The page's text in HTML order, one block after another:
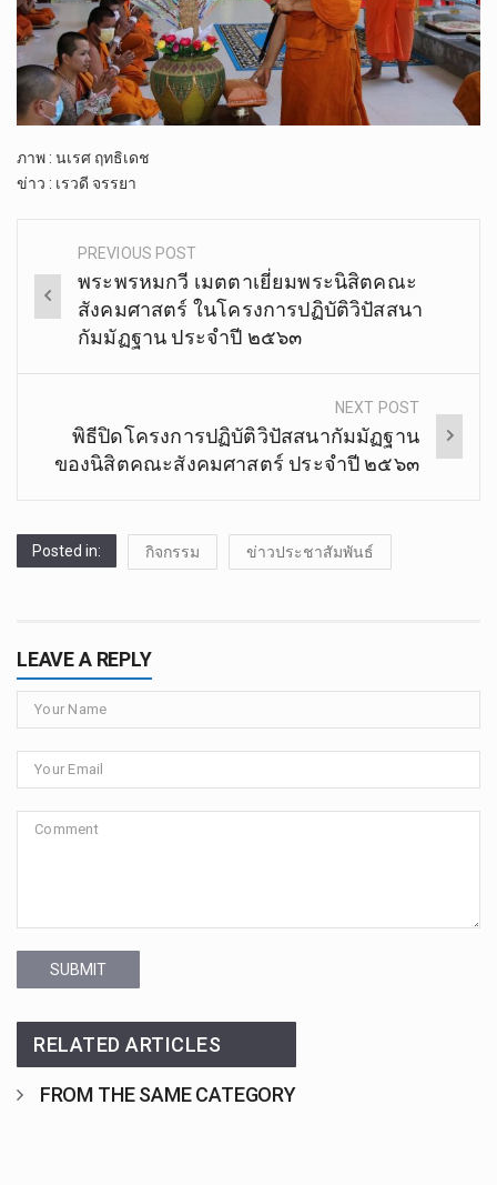
ภาพ​ : นเรศ​ ฤ​ทธิ​เดช
ข่าว​ : เรวดี​ จรรยา
Post
navigation
PREVIOUS POST
พระพรหมกวี เมตตาเยี่ยมพระนิสิต​คณะ​
สังคม​ศาสตร์​ ใน​โครงการ​ปฏิบัติ​วิปัสสนา​
กัมมัฏฐาน ประจำปี ๒๕๖๓​
NEXT POST
พิธีปิดโครงการ​ปฏิบัติ​วิปัสสนา​กัมมัฏฐาน​
ของ​นิสิต​คณะ​สังคม​ศาสตร์​ ประจำปี​ ๒๕​๖​๓​
Posted in: กิจกรรม ข่าวประชาสัมพันธ์
LEAVE A REPLY
SUBMIT
RELATED ARTICLES
FROM THE SAME CATEGORY